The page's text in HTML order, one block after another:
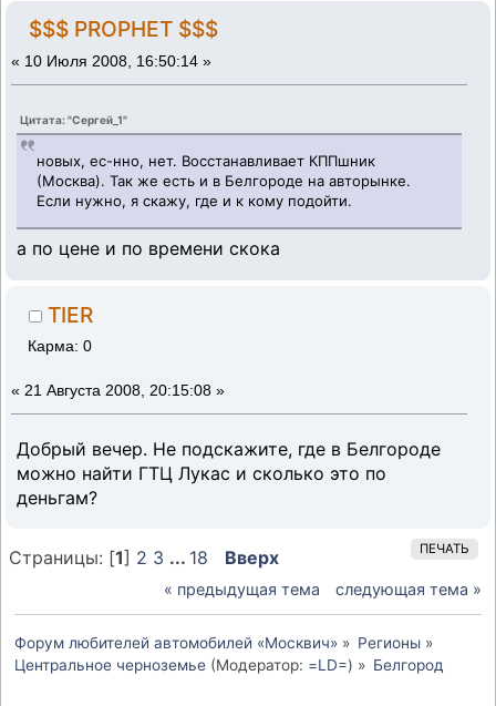
$$$ PROPHET $$$
« 10 Июля 2008, 16:50:14 »
Цитата: "Сергей_1"
новых, ес-нно, нет. Восстанавливает КППшник
(Москва). Так же есть и в Белгороде на авторынке.
Если нужно, я скажу, где и к кому подойти.
а по цене и по времени скока
TIER
Карма: 0
« 21 Августа 2008, 20:15:08 »
Добрый вечер. Не подскажите, где в Белгороде
можно найти ГТЦ Лукас и сколько это по
деньгам?
ПЕЧАТЬ
Страницы: [1] 2 3 ... 18 Вверх
« предыдущая тема следующая тема »
Форум любителей автомобилей «Москвич» » Регионы»
Центральное черноземье (Модератор: =LD=) » Белгород